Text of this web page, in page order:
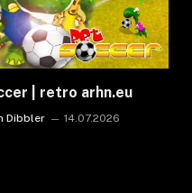
| retro arhn.eu
Dibbler 14.07.2026